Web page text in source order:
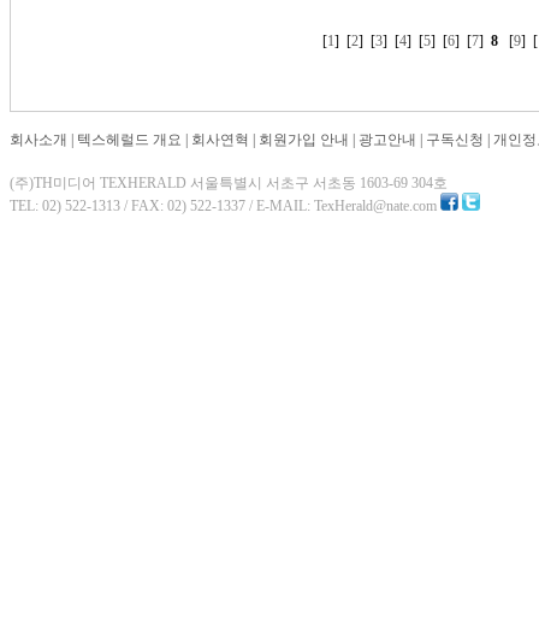
[1] [2] [3] [4] [5] [6] [7]8 [9] [
회사소개 텍스헤럴드 개요 회사연혁 회원가입 안내 광고안내 구독신청 개인
(주)TH미디어 TEXHERALD 서울특별시 서초구 서초동 1603-69 304호
TEL: 02) 522-1313 / FAX: 02) 522-1337 / E-MAIL: TexHerald@nate.com